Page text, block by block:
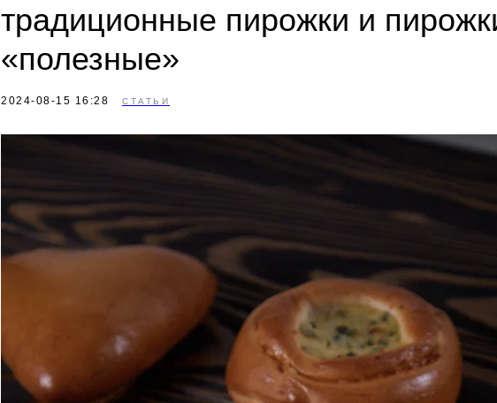
традиционные пирожки и
«полезные»
2024-08-15 16:28 СТАТЬИ